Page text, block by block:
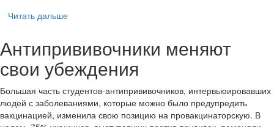
Читать дальше
Антипрививочники меняют
свои убеждения
Большая часть студентов-антипрививочников, интервьюировавших
людей с заболеваниями, которые можно было предупредить
вакцинацией, изменила свою позицию на провакцинаторскую. В